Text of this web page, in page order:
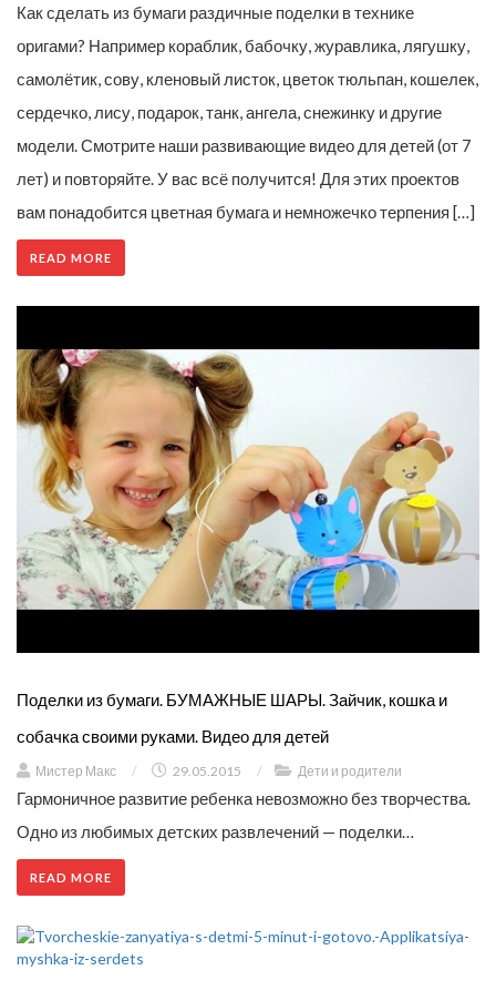
Как сделать из бумаги раздичные поделки в технике
оригами? Например кораблик, бабочку, журавлика, лягушку,
самолётик, сову, кленовый листок, цветок тюльпан, кошелек,
сердечко, лису, подарок, танк, ангела, снежинку и другие
модели. Смотрите наши развивающие видео для детей (от 7
лет) и повторяйте. У вас всё получится! Для этих проектов
вам понадобится цветная бумага и немножечко терпения […]
READ MORE
Поделки из бумаги. БУМАЖНЫЕ ШАРЫ. Зайчик, кошка и
собачка своими руками. Видео для детей
Мистер Макс / 29.05.2015 / Дети и родители
Гармоничное развитие ребенка невозможно без творчества.
Одно из любимых детских развлечений — поделки…
READ MORE